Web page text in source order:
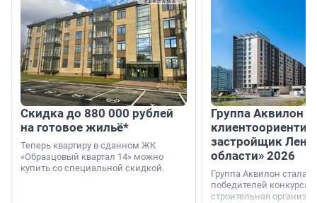
Скидка до 880 000 рублей
на готовое жильё*
Теперь квартиру в сданном ЖК
«Образцовый квартал 14» можно
купить со специальной скидкой.
Группа Аквилон
застройщик
области» 2026
Группа Аквилон стала
победителей конкурса
строительная